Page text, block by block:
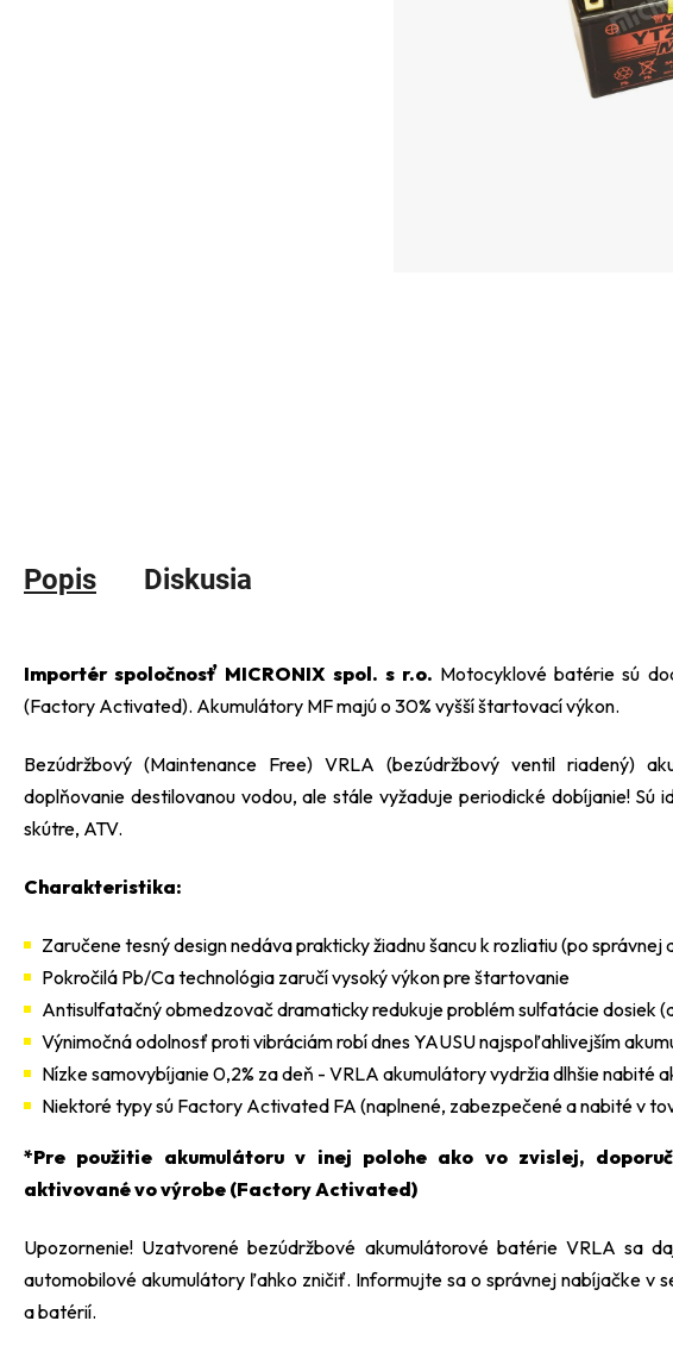
Popis Diskusia
Importér spoločnosť MICRONIX spol. s r.o. Motocyklové batérie sú
(Factory Activated). Akumulátory MF majú o 30% vyšší štartovací výkon.
Bezúdržbový (Maintenance Free) VRLA (bezúdržbový ventil riadený)
doplňovanie destilovanou vodou, ale stále vyžaduje periodické dobíjanie! Sú
skútre, ATV.
Charakteristika:
Zaručene tesný design nedáva prakticky žiadnu šancu k rozliatiu (po správnej
Pokročilá Pb/Ca technológia zaručí vysoký výkon pre štartovanie
Antisulfatačný obmedzovač dramaticky redukuje problém sulfatácie dosiek
Výnimočná odolnosť proti vibráciám robí dnes YAUSU najspoľahlivejším
Nízke samovybíjanie 0,2% za deň - VRLA akumulátory vydržia dlhšie nabité
Niektoré typy sú Factory Activated FA (naplnené, zabezpečené a nabité v
*Pre použitie akumulátoru v inej polohe ako vo zvislej,
aktivované vo výrobe (Factory Activated)
Upozornenie! Uzatvorené bezúdržbové akumulátorové batérie VRLA sa
automobilové akumulátory ľahko zničiť. Informujte sa o správnej nabíjačke v
a batérií.